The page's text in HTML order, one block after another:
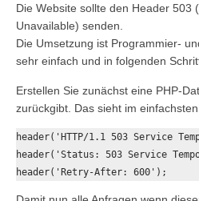
Die Website sollte den Header 503
Unavailable) senden.
Die Umsetzung ist Programmier-
sehr einfach und in folgenden
Erstellen Sie zunächst eine PHP-
zurückgibt. Das sieht im
header('HTTP/1.1 503 Service
header('Status: 503 Service
header('Retry-After: 600');